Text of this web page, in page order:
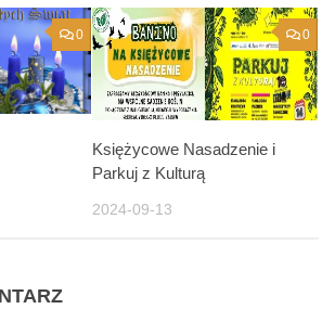
0 0
Księżycowe Nasadzenie i
Parkuj z Kulturą
2024-09-13